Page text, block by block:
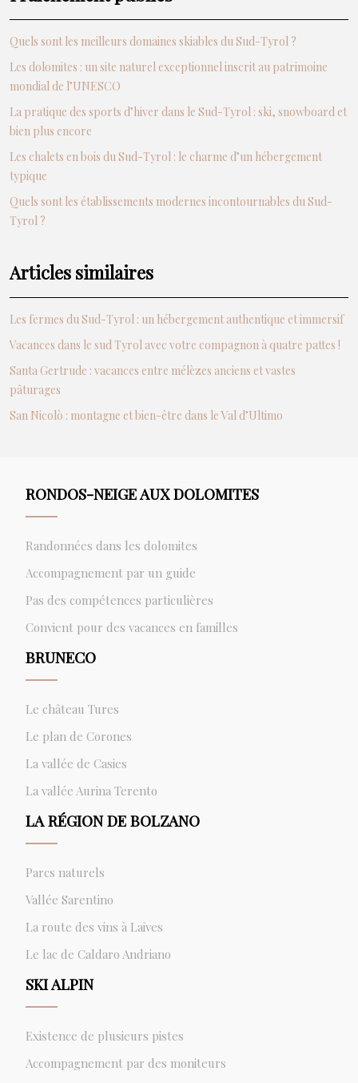
Quels sont les meilleurs domaines skiables du Sud-Tyrol ?
Les dolomites : un site naturel exceptionnel inscrit au patrimoine
mondial de l’UNESCO
La pratique des sports d’hiver dans le Sud-Tyrol : ski, snowboard et
bien plus encore
Les chalets en bois du Sud-Tyrol : le charme d’un hébergement
typique
Quels sont les établissements modernes incontournables du Sud-
Tyrol ?
Articles similaires
Les fermes du Sud-Tyrol : un hébergement authentique et immersif
Vacances dans le sud Tyrol avec votre compagnon à quatre pattes !
Santa Gertrude : vacances entre mélèzes anciens et vastes
pâturages
San Nicolò : montagne et bien-être dans le Val d’Ultimo
RONDOS-NEIGE AUX DOLOMITES
Randonnées dans les dolomites
Accompagnement par un guide
Pas des compétences particulières
Convient pour des vacances en familles
BRUNECO
Le château Tures
Le plan de Corones
La vallée de Casies
La vallée Aurina Terento
LA RÉGION DE BOLZANO
Parcs naturels
Vallée Sarentino
La route des vins à Laives
Le lac de Caldaro Andriano
SKI ALPIN
Existence de plusieurs pistes
Accompagnement par des moniteurs